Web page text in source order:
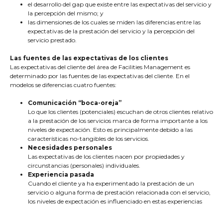
el desarrollo del gap que existe entre las expectativas del servicio y
la percepción del mismo; y
las dimensiones de los cuales se miden las diferencias entre las
expectativas de la prestación del servicio y la percepción del
servicio prestado.
Las fuentes de las expectativas de los clientes
Las expectativas del cliente del área de Facilities Management es
determinado por las fuentes de las expectativas del cliente. En el
modelos se diferencias cuatro fuentes:
Comunicación “boca-oreja”
Lo que los clientes (potenciales) escuchan de otros clientes relativo
a la prestación de los servicios marca de forma importante a los
niveles de expectación. Esto es principalmente debido a las
características no-tangibles de los servicios.
Necesidades personales
Las expectativas de los clientes nacen por propiedades y
circunstancias (personales) individuales.
Experiencia pasada
Cuando el cliente ya ha experimentado la prestación de un
servicio o alguna forma de prestación relacionada con el servicio,
los niveles de expectación es influenciado en estas experiencias